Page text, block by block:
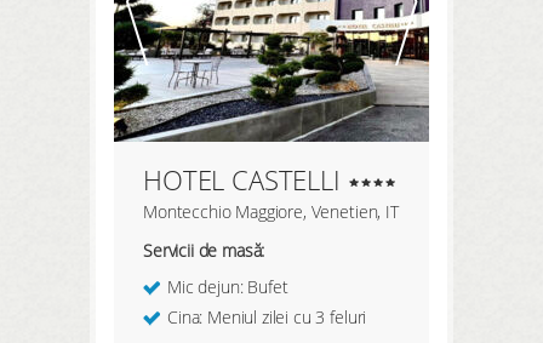
HOTEL CASTELLI
Montecchio Maggiore, Venetien, IT
Servicii de masă:
Mic dejun: Bufet
Cina: Meniul zilei cu 3 feluri